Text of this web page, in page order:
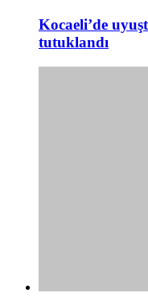
Kocaeli’de
tutuklandı